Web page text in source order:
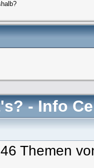
- Info
Themen